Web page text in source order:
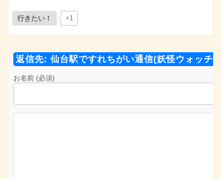
行きたい！ +1
返信先: 仙台駅ですれちがい通信(妖怪ウォッチ1
お名前 (必須)